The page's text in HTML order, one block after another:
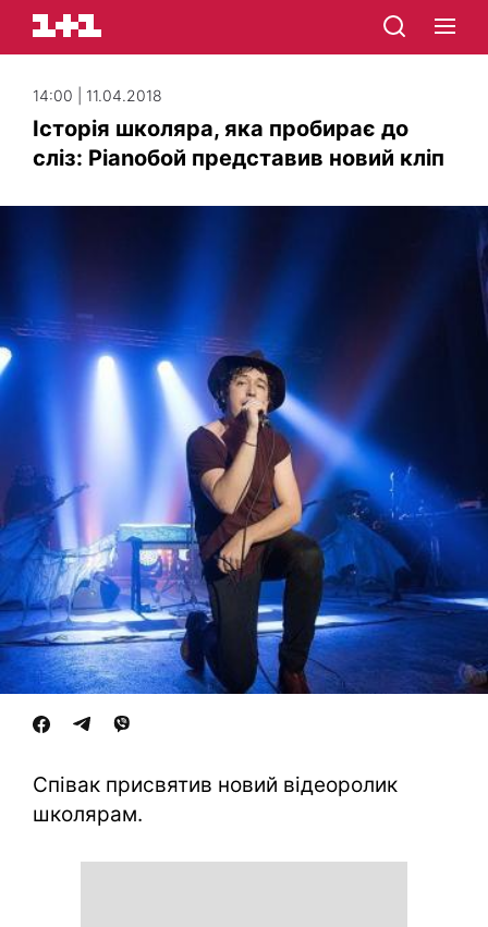
14:00 | 11.04.2018
Історія школяра, яка пробирає до
сліз: Pianoбой представив новий кліп
Співак присвятив новий відеоролик
школярам.